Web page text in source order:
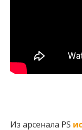
Из арсенала PS